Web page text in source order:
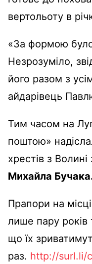
вертольоту в
«За формою
Незрозуміло,
його разом з
айдарівець
Тим часом на
поштою»
хрестів з
Михайла
Прапори на
лише пару
що їх
раз. http://surl.li/